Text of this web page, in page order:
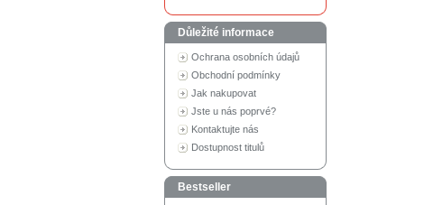
Důležité informace
Ochrana osobních údajů
Obchodní podmínky
Jak nakupovat
Jste u nás poprvé?
Kontaktujte nás
Dostupnost titulů
Bestseller